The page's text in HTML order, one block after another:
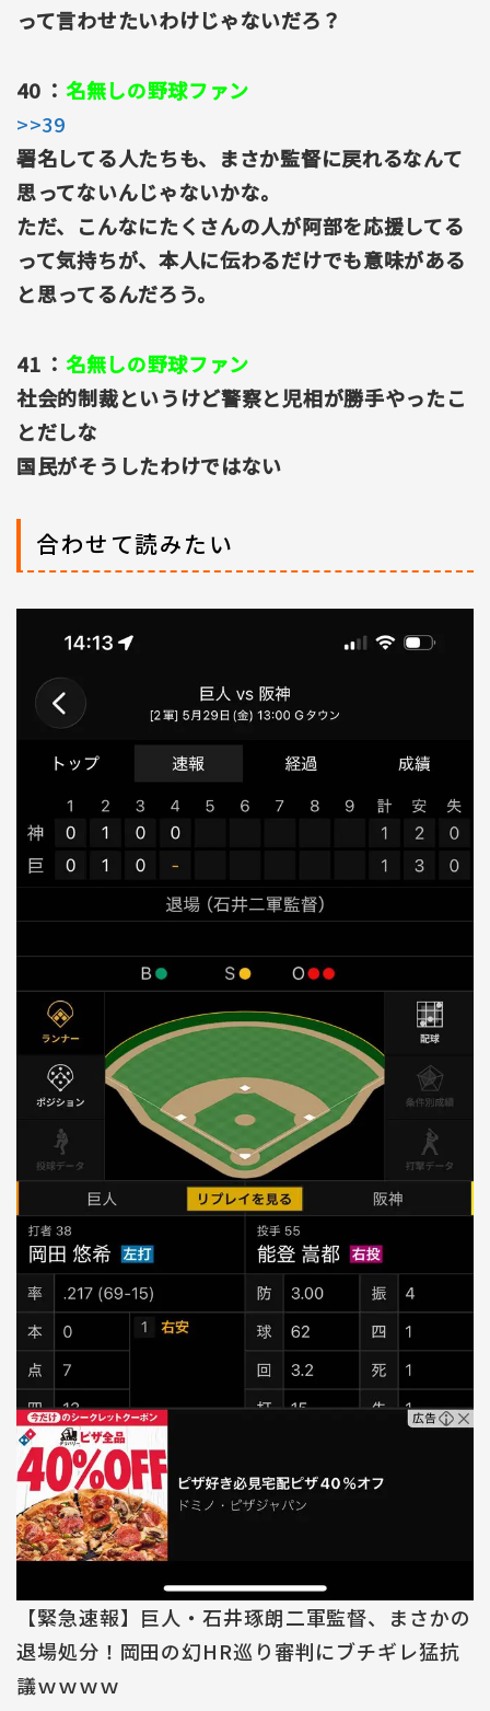
って言わせたいわけじゃないだろ？
40 ： 名無しの野球ファン
>>39
署名してる人たちも、まさか監督に戻れるなんて
思ってないんじゃないかな。
ただ、こんなにたくさんの人が阿部を応援してる
って気持ちが、本人に伝わるだけでも意味がある
と思ってるんだろう。
41 ： 名無しの野球ファン
社会的制裁というけど警察と児相が勝手やったこ
とだしな
国民がそうしたわけではない
合わせて読みたい
【緊急速報】巨人・石井琢朗二軍監督、まさかの
退場処分！岡田の幻HR巡り審判にブチギレ猛抗
議ｗｗｗｗ